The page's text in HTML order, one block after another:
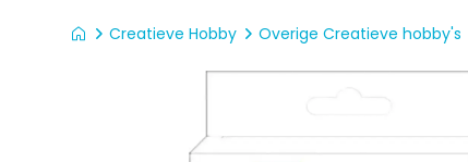
Creatieve Hobby Overige Creatieve hobby's